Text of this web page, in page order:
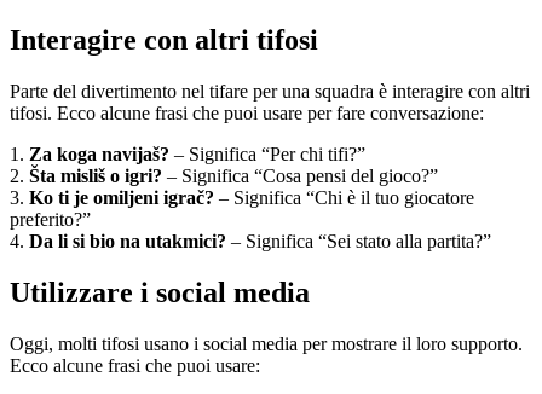
Interagire con altri tifosi
Parte del divertimento nel tifare per una squadra è interagire con altri
tifosi. Ecco alcune frasi che puoi usare per fare conversazione:
1. Za koga navijaš? – Significa “Per chi tifi?”
2. Šta misliš o igri? – Significa “Cosa pensi del gioco?”
3. Ko ti je omiljeni igrač? – Significa “Chi è il tuo giocatore
preferito?”
4. Da li si bio na utakmici? – Significa “Sei stato alla partita?”
Utilizzare i social media
Oggi, molti tifosi usano i social media per mostrare il loro supporto.
Ecco alcune frasi che puoi usare: